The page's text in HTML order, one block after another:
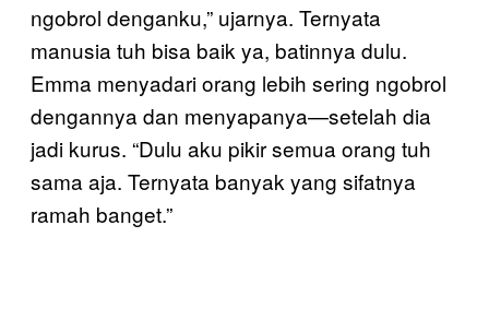
ngobrol denganku,” ujarnya. Ternyata
manusia tuh bisa baik ya, batinnya dulu.
Emma menyadari orang lebih sering ngobrol
dengannya dan menyapanya—setelah dia
jadi kurus. “Dulu aku pikir semua orang tuh
sama aja. Ternyata banyak yang sifatnya
ramah banget.”